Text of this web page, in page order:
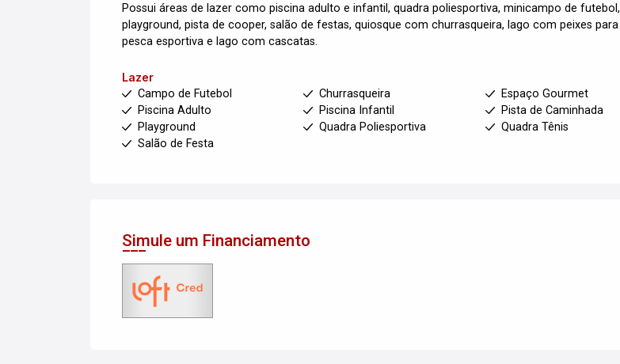
Possui áreas de lazer como piscina adulto e infantil, quadra poliesportiva, minicampo de futebol,
playground, pista de cooper, salão de festas, quiosque com churrasqueira, lago com peixes para
pesca esportiva e lago com cascatas.
Lazer
Campo de Futebol
Churrasqueira
Espaço Gourmet
Piscina Adulto
Piscina Infantil
Pista de Caminhada
Playground
Quadra Poliesportiva
Quadra Tênis
Salão de Festa
Simule um Financiamento